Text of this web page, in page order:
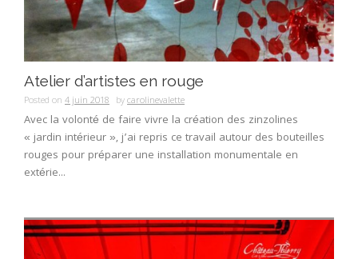
Atelier d’artistes en rouge
Posted on 4 juin 2018 bycarolinevalette
Avec la volonté de faire vivre la création des zinzolines
« jardin intérieur », j’ai repris ce travail autour des bouteilles
rouges pour préparer une installation monumentale en
extérie...